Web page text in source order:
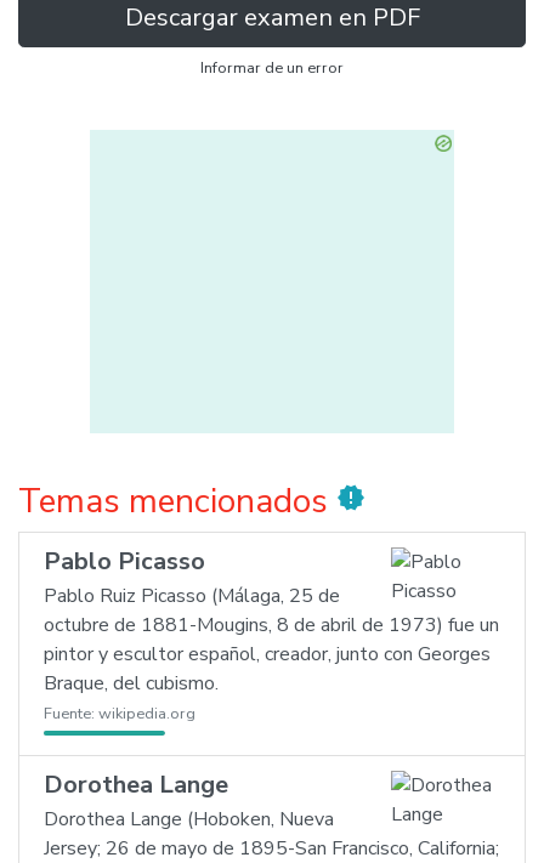
Descargar examen en PDF
Informar de un error
Temas mencionados new_releases
Pablo Picasso
Pablo Ruiz Picasso (Málaga, 25 de
octubre de 1881-Mougins, 8 de abril de 1973) fue un
pintor y escultor español, creador, junto con Georges
Braque, del cubismo.
Fuente: wikipedia.org
Dorothea Lange
Dorothea Lange (Hoboken, Nueva
Jersey; 26 de mayo de 1895-San Francisco, California;